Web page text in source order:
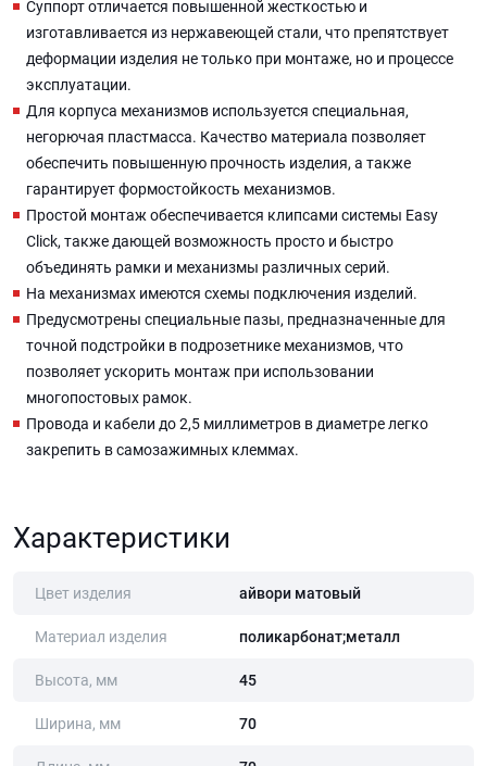
Суппорт отличается повышенной жесткостью и
изготавливается из нержавеющей стали, что препятствует
деформации изделия не только при монтаже, но и процессе
эксплуатации.
Для корпуса механизмов используется специальная,
негорючая пластмасса. Качество материала позволяет
обеспечить повышенную прочность изделия, а также
гарантирует формостойкость механизмов.
Простой монтаж обеспечивается клипсами системы Easy
Click, также дающей возможность просто и быстро
объединять рамки и механизмы различных серий.
На механизмах имеются схемы подключения изделий.
Предусмотрены специальные пазы, предназначенные для
точной подстройки в подрозетнике механизмов, что
позволяет ускорить монтаж при использовании
многопостовых рамок.
Провода и кабели до 2,5 миллиметров в диаметре легко
закрепить в самозажимных клеммах.
Характеристики
Цвет изделия айвори матовый
Материал изделия поликарбонат;металл
Высота, мм 45
Ширина, мм 70